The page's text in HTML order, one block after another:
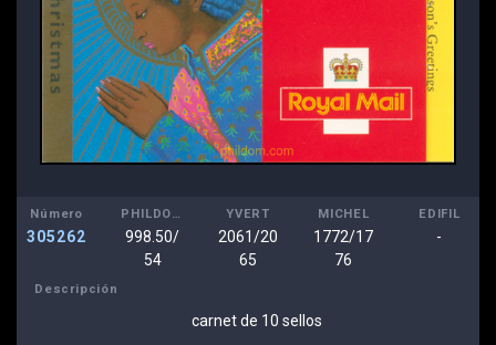
Número
305262
PHILDOM
998.50/
54
YVERT
2061/20
65
MICHEL
1772/17
76
EDIFIL
-
Descripción
carnet de 10 sellos